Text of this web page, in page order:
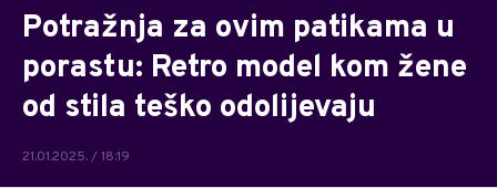
Potražnja za ovim patikama u
porastu: Retro model kom žene
od stila teško odolijevaju
21.01.2025. / 18:19